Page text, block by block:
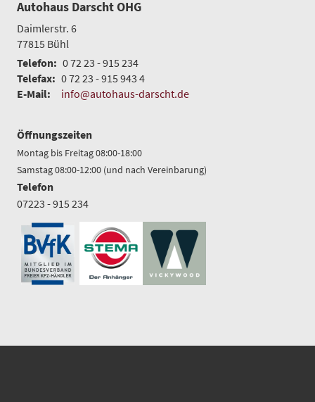
Autohaus Darscht OHG
Daimlerstr. 6
77815 Bühl
Telefon: 0 72 23 - 915 234
Telefax: 0 72 23 - 915 943 4
E-Mail:
info@autohaus-darscht.de
Öffnungszeiten
Montag bis Freitag 08:00-18:00
Samstag 08:00-12:00 (und nach Vereinbarung)
Telefon
07223 - 915 234